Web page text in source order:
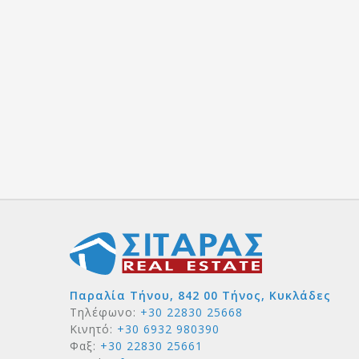
Παραλία Τήνου, 842 00 Τήνος, Κυκλάδες
Τηλέφωνο: +30 22830 25668
Κινητό: +30 6932 980390
Φαξ: +30 22830 25661